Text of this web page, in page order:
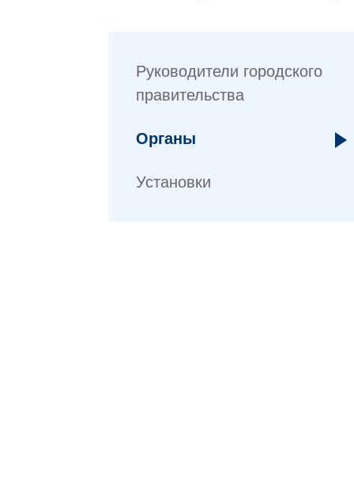
Руководители городского
правительства
Органы
Установки